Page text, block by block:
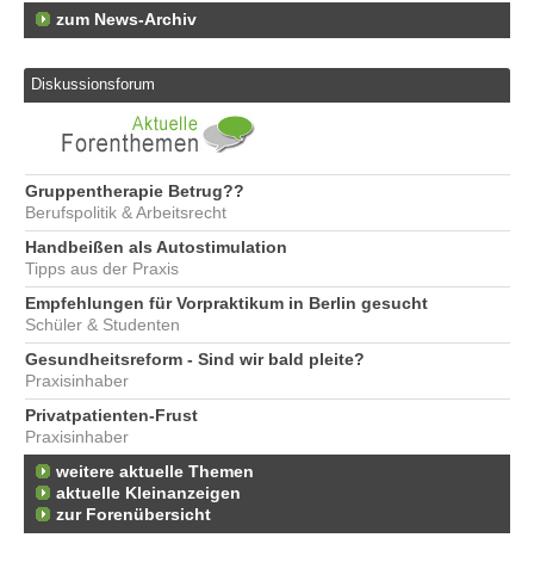
zum News-Archiv
Diskussionsforum
Gruppentherapie Betrug??
Berufspolitik & Arbeitsrecht
Handbeißen als Autostimulation
Tipps aus der Praxis
Empfehlungen für Vorpraktikum in Berlin gesucht
Schüler & Studenten
Gesundheitsreform - Sind wir bald pleite?
Praxisinhaber
Privatpatienten-Frust
Praxisinhaber
weitere aktuelle Themen
aktuelle Kleinanzeigen
zur Forenübersicht